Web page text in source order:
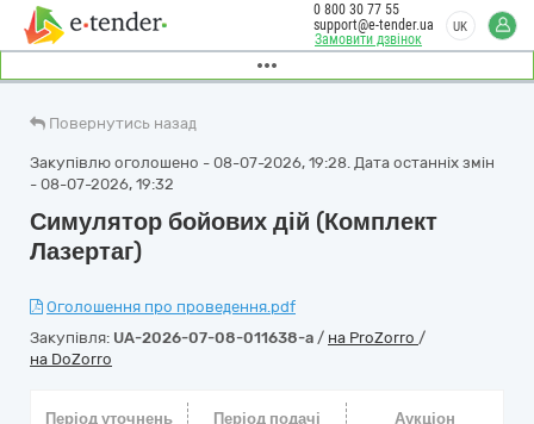
Замовити дзвінок
0 800 30 77 55
support@e-tender.ua
UK
Повернутись назад
Закупівлю оголошено - 08-07-2026, 19:28. Дата останніх змін
- 08-07-2026, 19:32
Симулятор бойових дій (Комплект
Лазертаг)
Оголошення про проведення.pdf
Закупівля: UA-2026-07-08-011638-a / на ProZorro /
на DoZorro
Період уточнень
Період подачі
Аукціон